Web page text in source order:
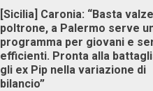
[Sicilia] Caronia: “Basta
poltrone, a Palermo serve
programma per giovani e
efficienti. Pronta alla
gli ex Pip nella variazione di
bilancio”